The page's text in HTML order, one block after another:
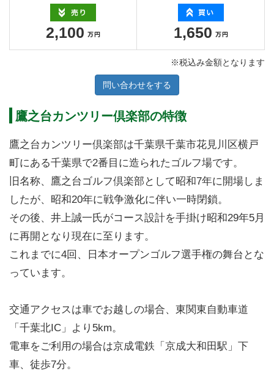
2,100 1,650
※税込み金額となります
問い合わせをする
鷹之台カンツリー倶楽部の特徴
鷹之台カンツリー倶楽部は千葉県千葉市花見川区横戸
町にある千葉県で2番目に造られたゴルフ場です。
旧名称、鷹之台ゴルフ倶楽部として昭和7年に開場しま
したが、昭和20年に戦争激化に伴い一時閉鎖。
その後、井上誠一氏がコース設計を手掛け昭和29年5月
に再開となり現在に至ります。
これまでに4回、日本オープンゴルフ選手権の舞台とな
っています。
交通アクセスは車でお越しの場合、東関東自動車道
「千葉北IC」より5km。
電車をご利用の場合は京成電鉄「京成大和田駅」下
車、徒歩7分。